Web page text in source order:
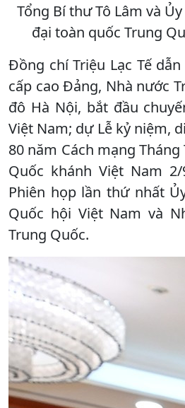
Tổng Bí thư Tô Lâm và
đại toàn quốc Trung
Đồng chí Triệu Lạc Tế
cấp cao Đảng, Nhà nước
đô Hà Nội, bắt đầu
Việt Nam; dự Lễ kỷ niệm,
80 năm Cách mạng
Quốc khánh Việt Nam
Phiên họp lần thứ nhất
Quốc hội Việt Nam và
Trung Quốc.